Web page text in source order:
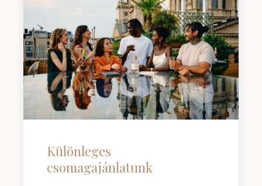
Különleges
csomagajánlatunk